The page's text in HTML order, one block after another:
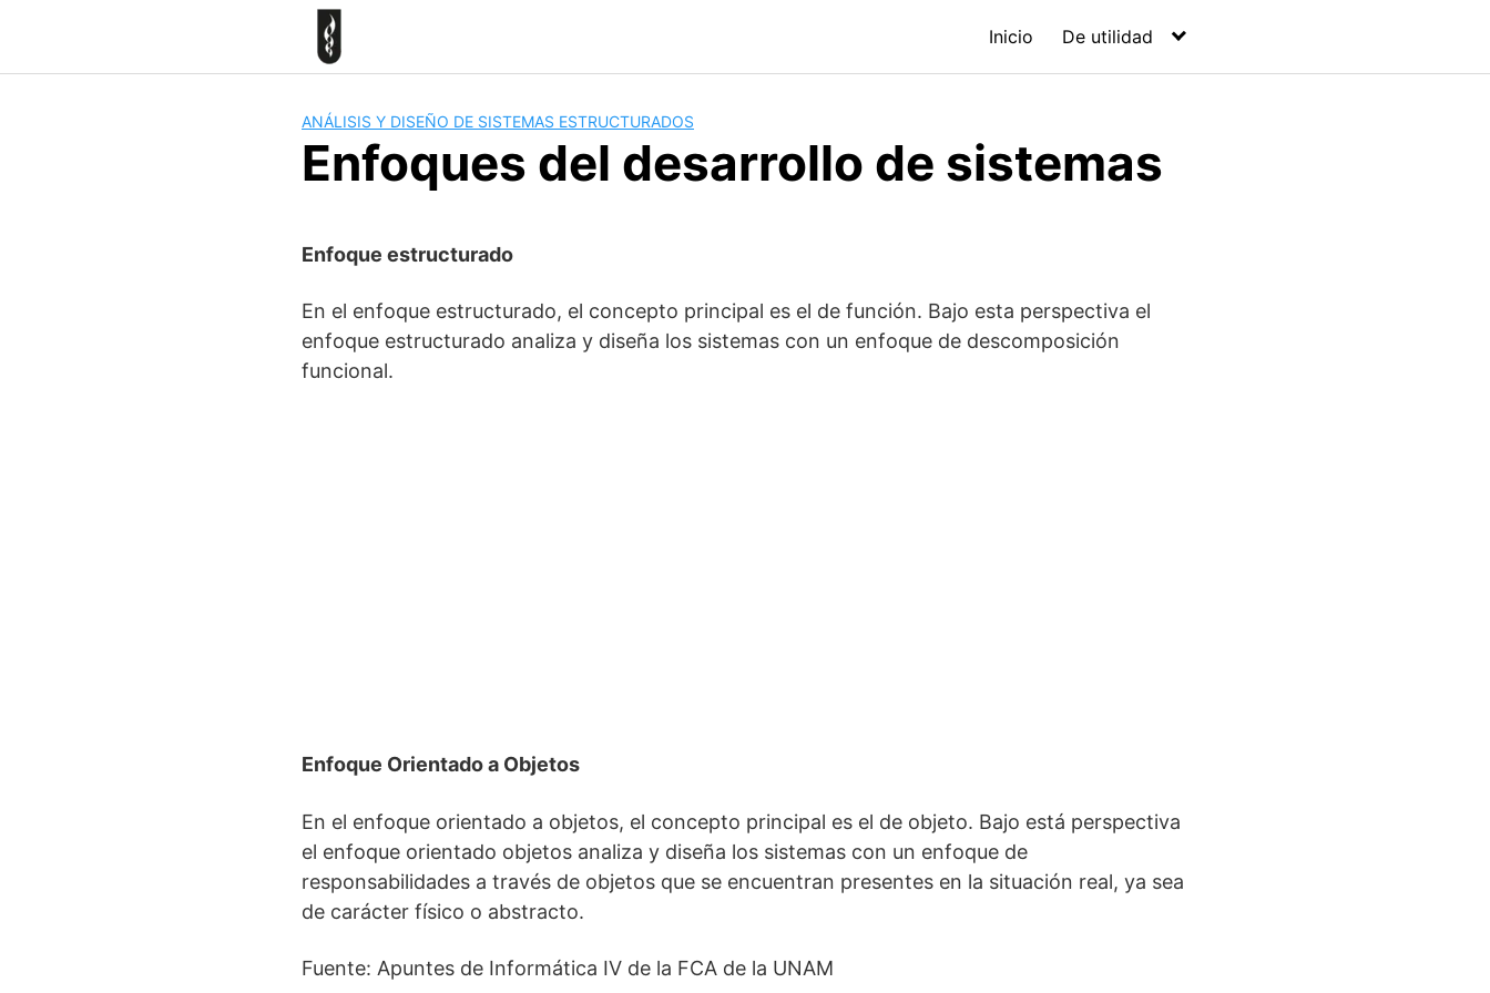
Inicio De utilidad
ANÁLISIS Y DISEÑO DE SISTEMAS ESTRUCTURADOS
Enfoques del desarrollo de sistemas
Enfoque estructurado
En el enfoque estructurado, el concepto principal es el de función. Bajo esta perspectiva el
enfoque estructurado analiza y diseña los sistemas con un enfoque de descomposición
funcional.
Enfoque Orientado a Objetos
En el enfoque orientado a objetos, el concepto principal es el de objeto. Bajo está perspectiva
el enfoque orientado objetos analiza y diseña los sistemas con un enfoque de
responsabilidades a través de objetos que se encuentran presentes en la situación real, ya sea
de carácter físico o abstracto.
Fuente: Apuntes de Informática IV de la FCA de la UNAM